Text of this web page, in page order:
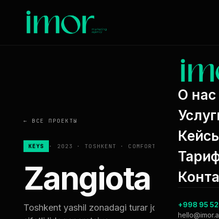
О нас
+998 95
← ВСЕ ПРОЕКТЫ
KEYS · 2023 · TOSHKENT · COMFORT
Zangiota City
Toshkent yashil zonadagi turar joy majmuasi —